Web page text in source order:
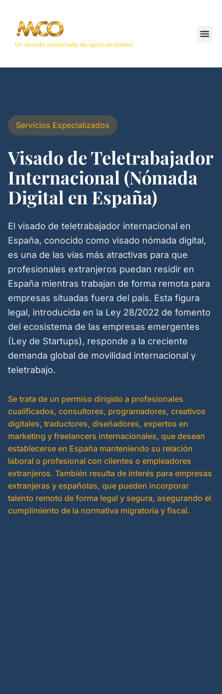
Un mundo conectado de oportunidades
Servicios Especializados
Visado de Teletrabajador
Internacional (Nómada
Digital en España)
El visado de teletrabajador internacional en
España, conocido como visado nómada digital,
es una de las vías más atractivas para que
profesionales extranjeros puedan residir en
España mientras trabajan de forma remota para
empresas situadas fuera del país. Esta figura
legal, introducida en la Ley 28/2022 de fomento
del ecosistema de las empresas emergentes
(Ley de Startups), responde a la creciente
demanda global de movilidad internacional y
teletrabajo.
Se trata de un permiso dirigido a profesionales
cualificados, consultores, programadores, creativos
digitales, traductores, diseñadores, expertos en
marketing y freelancers internacionales, que desean
establecerse en España manteniendo su relación
laboral o profesional con clientes o empleadores
extranjeros. También resulta de interés para empresas
extranjeras y españolas, que pueden incorporar
talento remoto de forma legal y segura, asegurando el
cumplimiento de la normativa migratoria y fiscal.